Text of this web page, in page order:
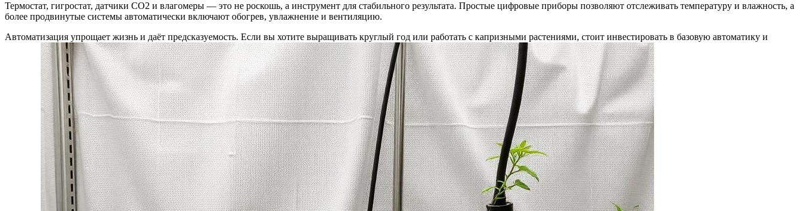
Термостат, гигростат, датчики CO2 и влагомеры — это не роскошь, а инструмент для стабильного результата. Простые цифровые приборы позволяют отслеживать температуру и влажность, а
более продвинутые системы автоматически включают обогрев, увлажнение и вентиляцию.
Автоматизация упрощает жизнь и даёт предсказуемость. Если вы хотите выращивать круглый год или работать с капризными растениями, стоит инвестировать в базовую автоматику и